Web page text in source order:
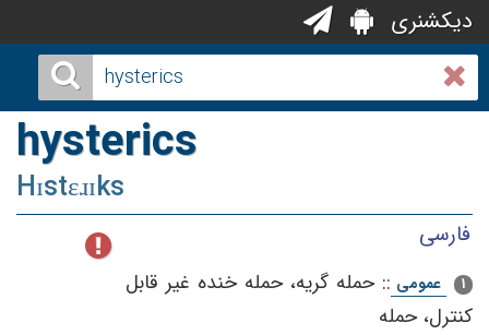
دیکشنری
hysterics
Hɪstɛɹɪks
فارسی
1 عمومی ::حمله‌ گریه‌، حمله‌ خنده‌ غیر قابل‌
كنترل‌، حمله‌